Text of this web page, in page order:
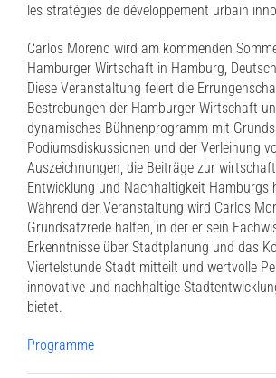
les stratégies de développement urbain
Carlos Moreno wird am kommenden
Hamburger Wirtschaft in Hamburg,
Diese Veranstaltung feiert die
Bestrebungen der Hamburger Wirtschaft
dynamisches Bühnenprogramm mit
Podiumsdiskussionen und der Verleihung
Auszeichnungen, die Beiträge zur
Entwicklung und Nachhaltigkeit Hamburgs
Während der Veranstaltung wird Carlos
Grundsatzrede halten, in der er sein
Erkenntnisse über Stadtplanung und das
Viertelstunde Stadt mitteilt und wertvolle
innovative und nachhaltige
bietet.
Programme